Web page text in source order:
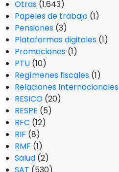
Otras (1.643)
Papeles de trabajo (1)
Pensiones (3)
Plataformas digitales (1)
Promociones (1)
PTU (10)
Regímenes fiscales (1)
Relaciones Internacionales
RESICO (20)
RESPE (5)
RFC (12)
RIF (8)
RMF (1)
Salud (2)